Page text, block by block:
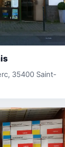
35400 Saint-